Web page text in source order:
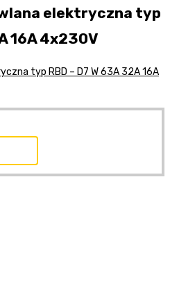
elektryczna typ
16A 4x230V
typ RBD – D7 W 63A 32A 16A